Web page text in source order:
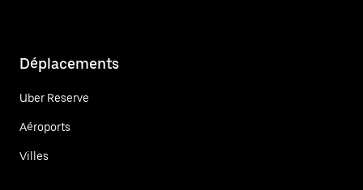
Déplacements
Uber Reserve
Aéroports
Villes